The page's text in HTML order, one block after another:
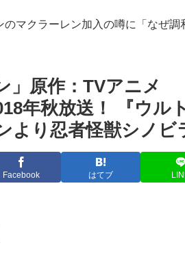
る日本
している
「日本
国の反
だ」 熊
うか？
だろうね
【ミリマス】ついに
を出し始めた…！
【ミリマス】静香と
憶に上書きされるプロ
【シャニマス】みん
マクラーレン加入の噂に「なぜ調
」原作：TVアニメ
年秋放送！ 『ウル
より忍者怪獣シノビ
Facebook はてブ